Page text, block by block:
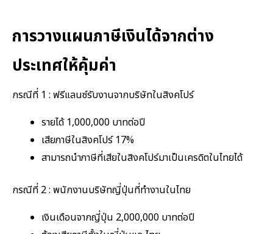
การวางแผนภาษีเงินได้จากต่าง
ประเทศให้คุ้มค่า
กรณีที่ 1 : ฟรีแลนซ์รับงานจากบริษัทในสิงคโปร์
รายได้ 1,000,000 บาทต่อปี
เสียภาษีในสิงคโปร์ 17%
สามารถนำภาษีที่เสียในสิงคโปร์มาเป็นเครดิตในไทยได้
กรณีที่ 2 : พนักงานบริษัทญี่ปุ่นที่ทำงานในไทย
เงินเดือนจากญี่ปุ่น 2,000,000 บาทต่อปี